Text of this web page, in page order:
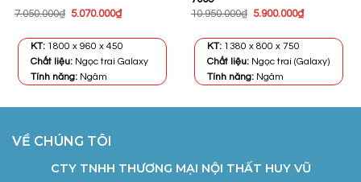
7.050.000₫ Giá
7.050.000₫.
5.070.000₫Giá
là:
KT: 1800 x 960 x 450
Chất liệu: Ngọc trai Galaxy
Tính năng: Ngâm
10.950.000₫ Giá
10.950.000₫.
5.900.000₫Giá
KT: 1380 x 800 x 750
Chất liệu: Ngọc trai (Galaxy)
Tính năng: Ngâm
VỀ CHÚNG TÔI
CTY TNHH THƯƠNG MẠI NỘI THẤT HUY VŨ